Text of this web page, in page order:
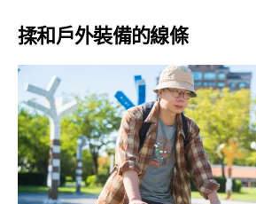
揉和戶外裝備的線條